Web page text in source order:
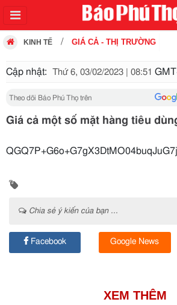
KINH TẾ GIÁ CẢ - THỊ TRƯỜNG
Cập nhật: Thứ 6, 03/02/2023 | 08:51
Theo dõi Báo Phú Thọ trên
Giá cả một số mặt hàng tiêu
Chia sẻ ý kiến của bạn ...
Facebook Google News
XEM THÊM